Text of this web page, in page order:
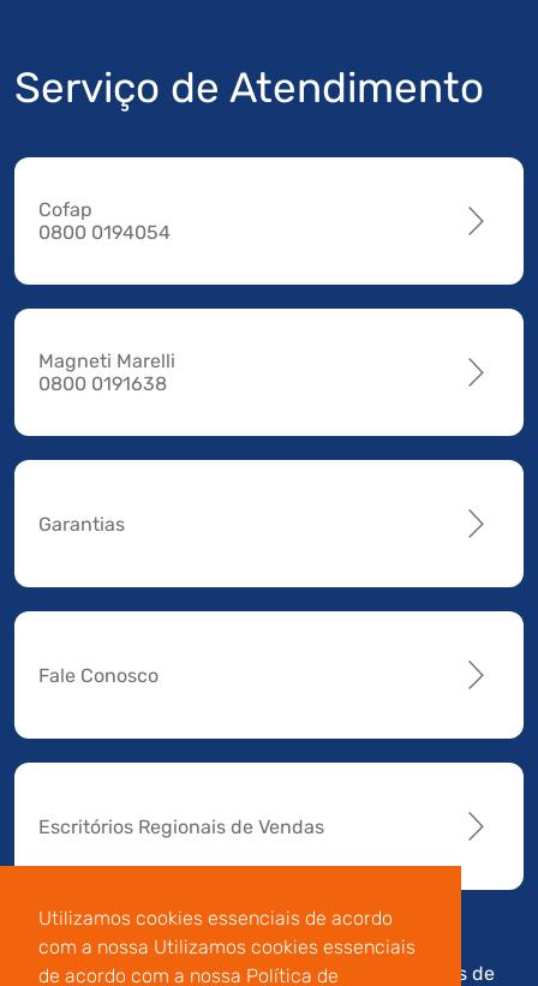
Utilizamos cookies essenciais de acordo
com a nossa Utilizamos cookies essenciais
de acordo com a nossa Política de
Serviço de Atendimento
Cofap
0800 0194054
Magneti Marelli
0800 0191638
Garantias
Fale Conosco
Escritórios Regionais de Vendas
Av. Manoel da Nóbrega,
Termos de
Código de